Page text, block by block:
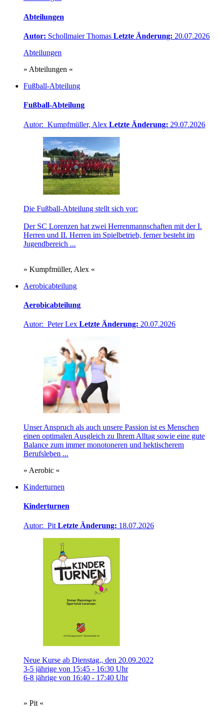
Abteilungen
Autor: Schollmaier Thomas Letzte Änderung: 20.07.2026
Abteilungen
» Abteilungen «
Fußball-Abteilung
Fußball-Abteilung
Autor: Kumpfmüller, Alex Letzte Änderung: 29.07.2026
Die Fußball-Abteilung stellt sich vor:
Der SC Lorenzen hat zwei Herrenmannschaften mit der I.
Herren und II. Herren im Spielbetrieb, ferner besteht im
Jugendbereich ...
» Kumpfmüller, Alex «
Aerobicabteilung
Aerobicabteilung
Autor: Peter Lex Letzte Änderung: 20.07.2026
Unser Anspruch als auch unsere Passion ist es Menschen
einen optimalen Ausgleich zu Ihrem Alltag sowie eine gute
Balance zum immer monotoneren und hektischerem
Berufsleben ...
» Aerobic «
Kinderturnen
Kinderturnen
Autor: Pit Letzte Änderung: 18.07.2026
Neue Kurse ab Dienstag,, den 20.09.2022
3-5 jährige von 15:45 - 16:30 Uhr
6-8 jährige von 16:40 - 17:40 Uhr
» Pit «